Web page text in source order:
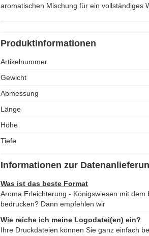
aromatischen Mischung für ein vollständiges
Produktinformationen
Artikelnummer
Gewicht
Abmessung
Länge
Höhe
Tiefe
Informationen zur
Was ist das beste Format
Aroma Erleichterung - Königswiesen mit dem
bedrucken? Dann empfehlen wir
Wie reiche ich meine Logodatei(en) ein?
Ihre Druckdateien können Sie ganz einfach